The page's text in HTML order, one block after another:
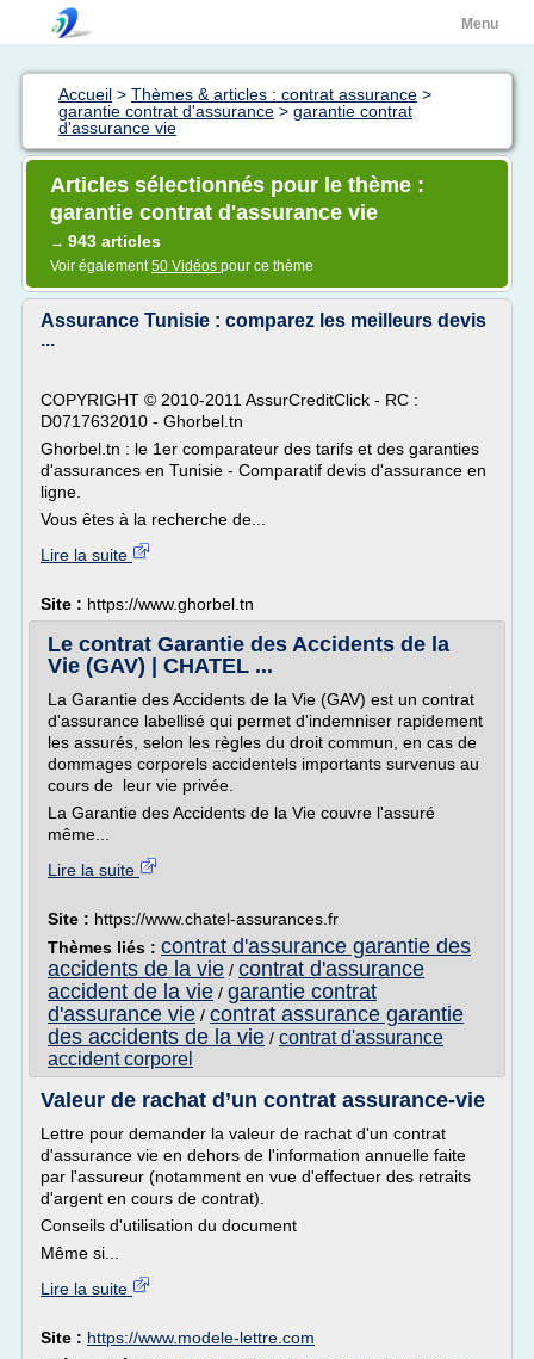
Menu
Accueil > Thèmes & articles : contrat assurance >
garantie contrat d'assurance > garantie contrat
d'assurance vie
Articles sélectionnés pour le thème :
garantie contrat d'assurance vie
→ 943 articles
Voir également50 Vidéos pour ce thème
Assurance Tunisie : comparez les meilleurs devis
...
COPYRIGHT © 2010-2011 AssurCreditClick - RC :
D0717632010 - Ghorbel.tn
Ghorbel.tn : le 1er comparateur des tarifs et des garanties
d'assurances en Tunisie - Comparatif devis d'assurance en
ligne.
Vous êtes à la recherche de...
Lire la suite
Site : https://www.ghorbel.tn
Le contrat Garantie des Accidents de la
Vie (GAV) | CHATEL ...
La Garantie des Accidents de la Vie (GAV) est un contrat
d'assurance labellisé qui permet d'indemniser rapidement
les assurés, selon les règles du droit commun, en cas de
dommages corporels accidentels importants survenus au
cours de leur vie privée.
La Garantie des Accidents de la Vie couvre l'assuré
même...
Lire la suite
Site : https://www.chatel-assurances.fr
Thèmes liés : contrat d'assurance garantie des
accidents de la vie / contrat d'assurance
accident de la vie / garantie contrat
d'assurance vie / contrat assurance garantie
des accidents de la vie / contrat d'assurance
accident corporel
Valeur de rachat d’un contrat assurance-vie
Lettre pour demander la valeur de rachat d'un contrat
d'assurance vie en dehors de l'information annuelle faite
par l'assureur (notamment en vue d'effectuer des retraits
d'argent en cours de contrat).
Conseils d'utilisation du document
Même si...
Lire la suite
Site : https://www.modele-lettre.com